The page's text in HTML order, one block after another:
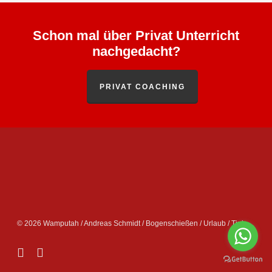
Schon mal über Privat Unterricht
nachgedacht?
PRIVAT COACHING
© 2026 Wamputah / Andreas Schmidt / Bogenschießen / Urlaub / Tipis.
facebookinstagram